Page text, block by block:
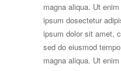
magna aliqua. Ut
ipsum dosectetur
ipsum dolor sit amet,
sed do eiusmod
magna aliqua. Ut